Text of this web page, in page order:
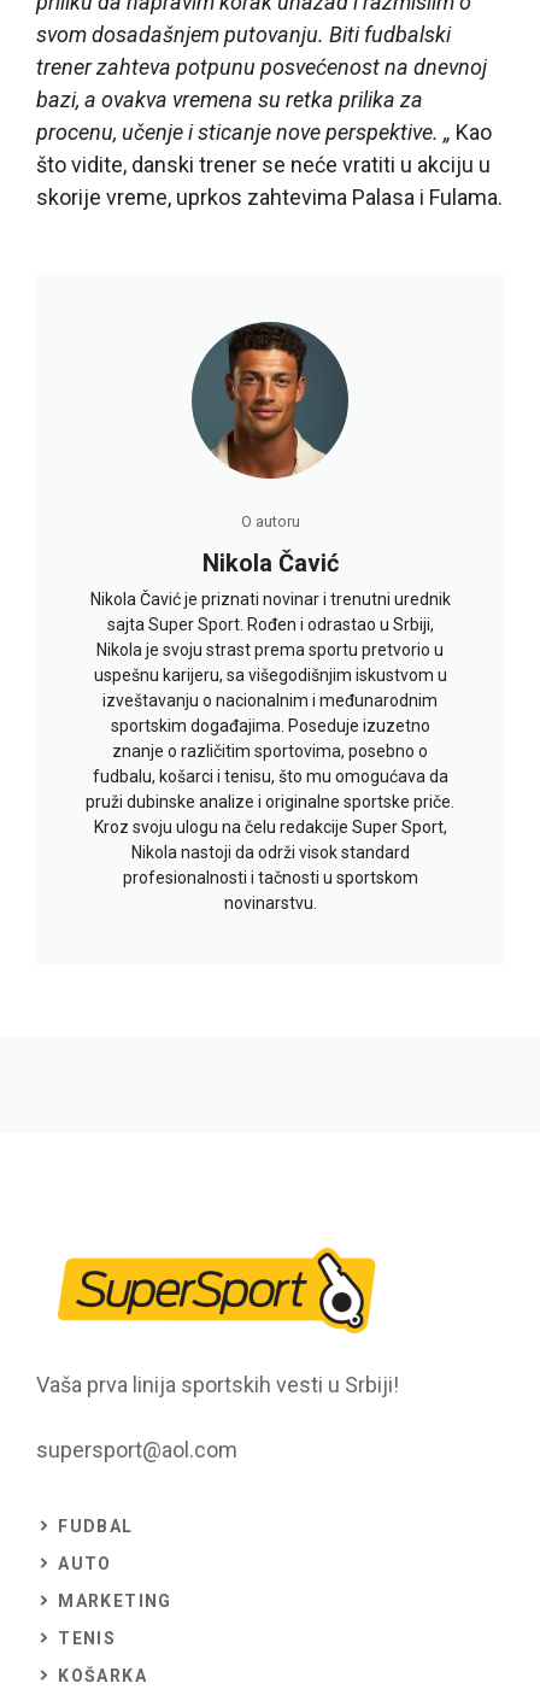
svom dosadašnjem putovanju. Biti fudbalski
trener zahteva potpunu posvećenost na dnevnoj
bazi, a ovakva vremena su retka prilika za
procenu, učenje i sticanje nove perspektive. „ Kao
što vidite, danski trener se neće vratiti u akciju u
skorije vreme, uprkos zahtevima Palasa i Fulama.
O autoru
Nikola Čavić
Nikola Čavić je priznati novinar i trenutni urednik
sajta Super Sport. Rođen i odrastao u Srbiji,
Nikola je svoju strast prema sportu pretvorio u
uspešnu karijeru, sa višegodišnjim iskustvom u
izveštavanju o nacionalnim i međunarodnim
sportskim događajima. Poseduje izuzetno
znanje o različitim sportovima, posebno o
fudbalu, košarci i tenisu, što mu omogućava da
pruži dubinske analize i originalne sportske priče.
Kroz svoju ulogu na čelu redakcije Super Sport,
Nikola nastoji da održi visok standard
profesionalnosti i tačnosti u sportskom
novinarstvu.
Vaša prva linija sportskih vesti u Srbiji!
supersport@aol.com
FUDBAL
AUTO
MARKETING
TENIS
KOŠARKA